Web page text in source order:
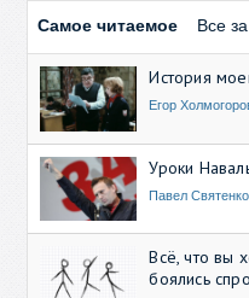
Самое читаемое Все
История
Егор
Уроки
Павел
Всё, что вы
боялись